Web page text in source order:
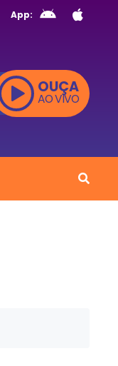
App:
OUÇA
AO VIVO